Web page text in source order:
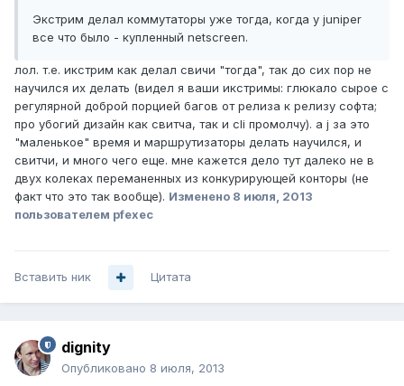
Экстрим делал коммутаторы уже тогда, когда у juniper
все что было - купленный netscreen.
лол. т.е. икстрим как делал свичи "тогда", так до сих пор не
научился их делать (видел я ваши икстримы: глюкало сырое с
регулярной доброй порцией багов от релиза к релизу софта;
про убогий дизайн как свитча, так и cli промолчу). а j за это
"маленькое" время и маршрутизаторы делать научился, и
свитчи, и много чего еще. мне кажется дело тут далеко не в
двух колеках переманенных из конкурирующей конторы (не
факт что это так вообще). Изменено 8 июля, 2013
пользователем pfexec
Вставить ник Цитата
dignity
Опубликовано 8 июля, 2013